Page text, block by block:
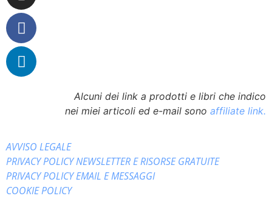
Alcuni dei link a prodotti e libri che indico
nei miei articoli ed e-mail sono affiliate link.
AVVISO LEGALE
PRIVACY POLICY NEWSLETTER E RISORSE GRATUITE
PRIVACY POLICY EMAIL E MESSAGGI
COOKIE POLICY